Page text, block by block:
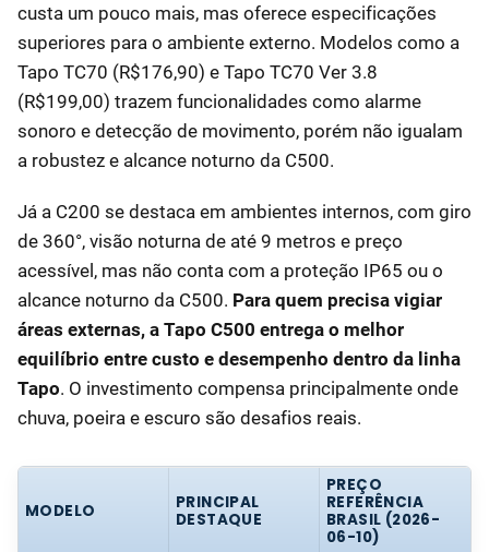
custa um pouco mais, mas oferece especificações
superiores para o ambiente externo. Modelos como a
Tapo TC70 (R$176,90) e Tapo TC70 Ver 3.8
(R$199,00) trazem funcionalidades como alarme
sonoro e detecção de movimento, porém não igualam
a robustez e alcance noturno da C500.
Já a C200 se destaca em ambientes internos, com giro
de 360°, visão noturna de até 9 metros e preço
acessível, mas não conta com a proteção IP65 ou o
alcance noturno da C500. Para quem precisa vigiar
áreas externas, a Tapo C500 entrega o melhor
equilíbrio entre custo e desempenho dentro da linha
Tapo. O investimento compensa principalmente onde
chuva, poeira e escuro são desafios reais.
MODELO
PRINCIPAL
DESTAQUE
PREÇO
REFERÊNCIA
BRASIL (2026-
06-10)